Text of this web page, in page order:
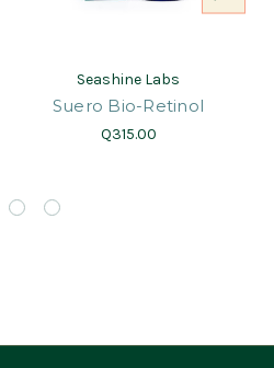
Seashine Labs
Suero Bio-Retinol
Q315.00